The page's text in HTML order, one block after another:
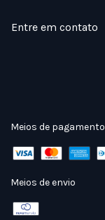
Entre em contato
Meios de pagamento
Meios de envio